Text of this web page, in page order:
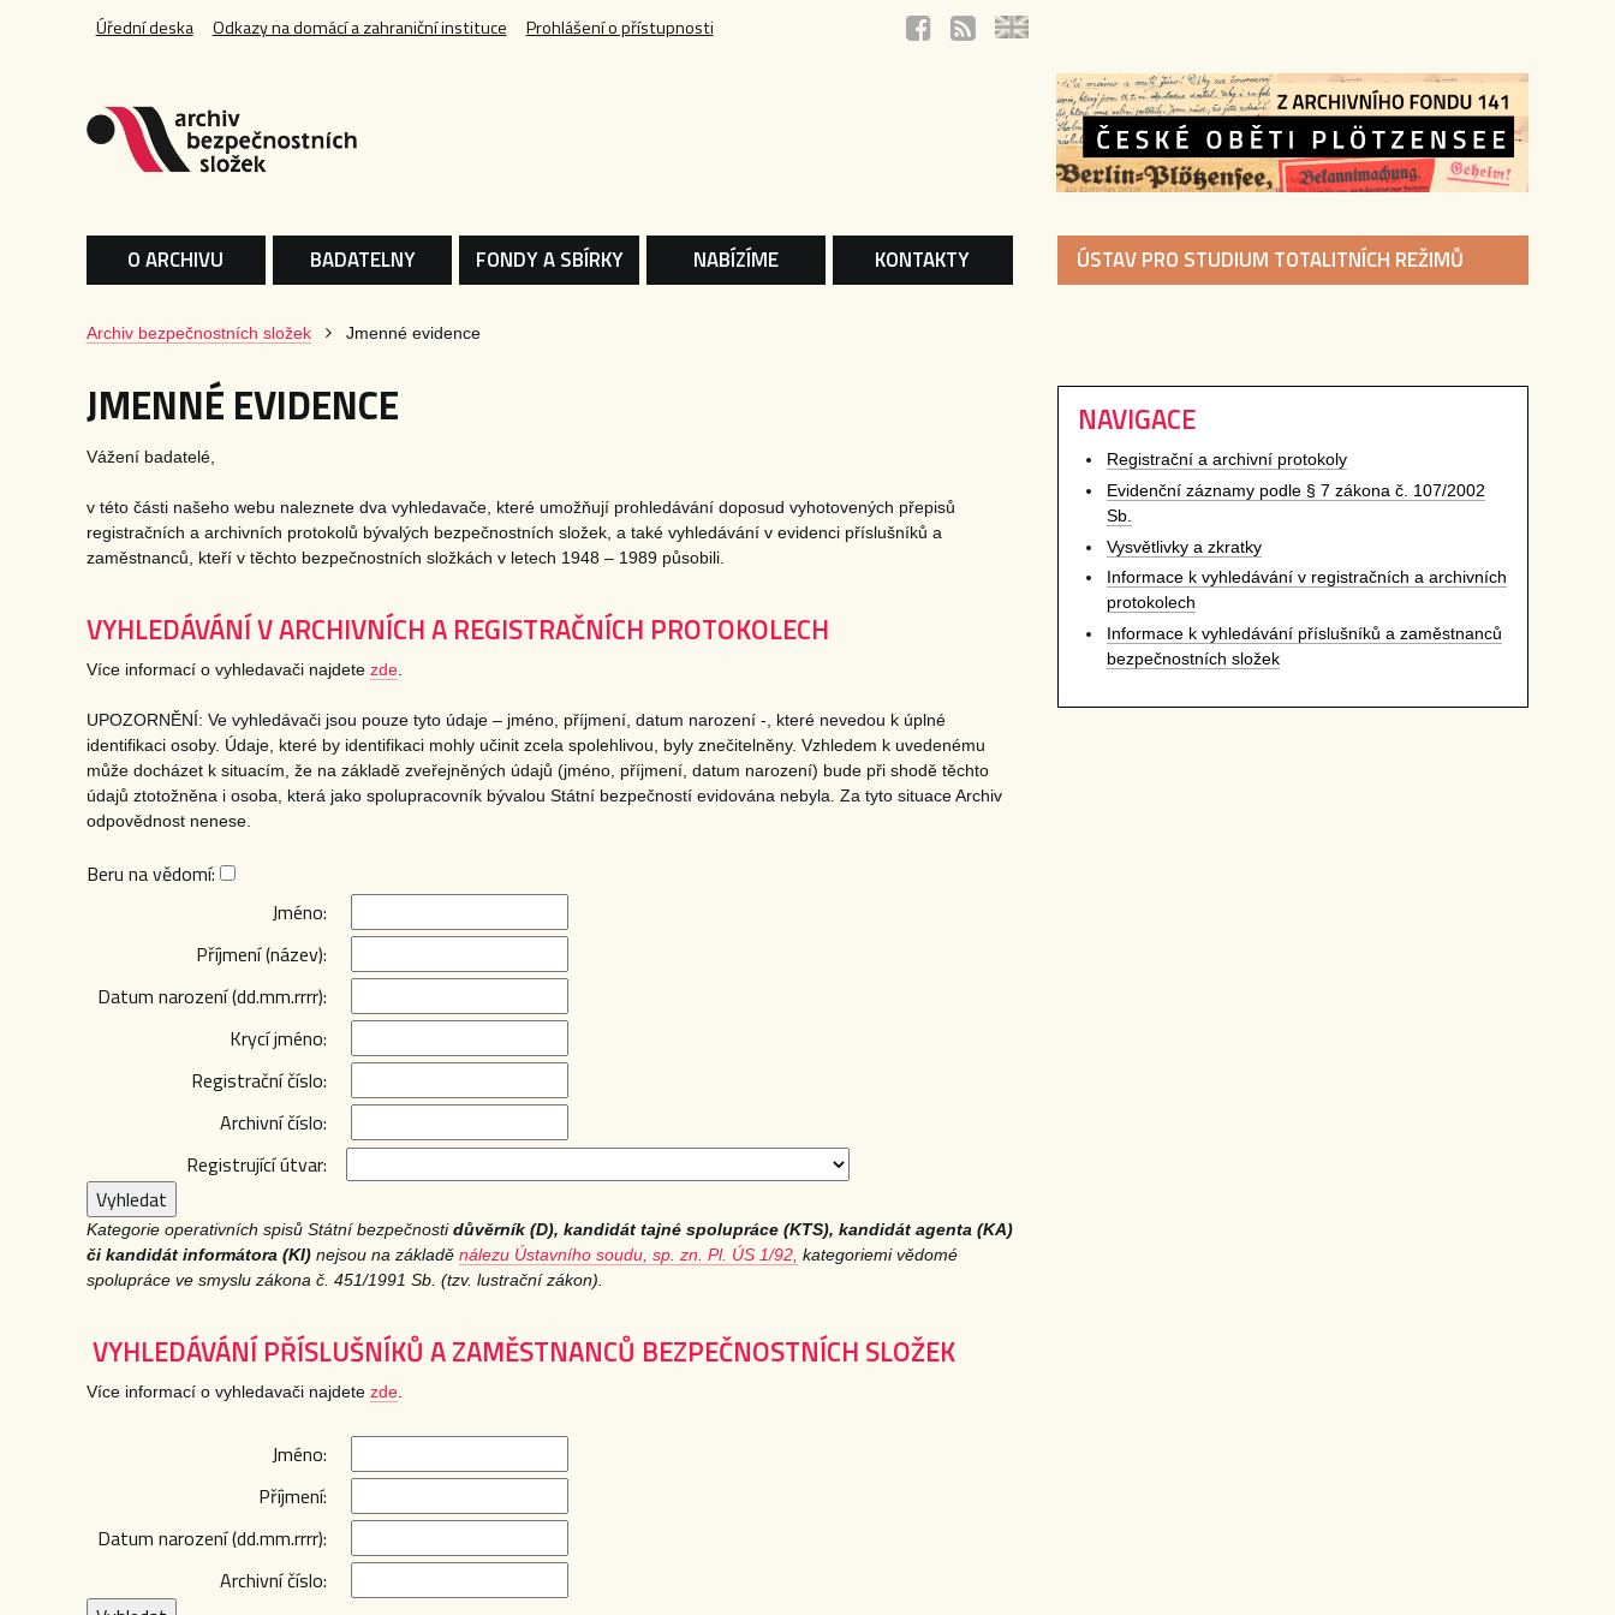
Úřední deska Odkazy na domácí a zahraniční instituce Prohlášení o přístupnosti
ÚSTAV PRO STUDIUM TOTALITNÍCH REŽIMŮ
O ARCHIVU BADATELNY FONDY A SBÍRKY NABÍZÍME KONTAKTY
Archiv bezpečnostních složek Jmenné evidence
JMENNÉ EVIDENCE
Vážení badatelé,
v této části našeho webu naleznete dva vyhledavače, které umožňují prohledávání doposud vyhotovených přepisů
registračních a archivních protokolů bývalých bezpečnostních složek, a také vyhledávání v evidenci příslušníků a
zaměstnanců, kteří v těchto bezpečnostních složkách v letech 1948 – 1989 působili.
VYHLEDÁVÁNÍ V ARCHIVNÍCH A REGISTRAČNÍCH PROTOKOLECH
Více informací o vyhledavači najdete zde.
UPOZORNĚNÍ: Ve vyhledávači jsou pouze tyto údaje – jméno, příjmení, datum narození -, které nevedou k úplné
identifikaci osoby. Údaje, které by identifikaci mohly učinit zcela spolehlivou, byly znečitelněny. Vzhledem k uvedenému
může docházet k situacím, že na základě zveřejněných údajů (jméno, příjmení, datum narození) bude při shodě těchto
údajů ztotožněna i osoba, která jako spolupracovník bývalou Státní bezpečností evidována nebyla. Za tyto situace Archiv
odpovědnost nenese.
Beru na vědomí:
Jméno:
Příjmení (název):
Datum narození (dd.mm.rrrr):
Krycí jméno:
Registrační číslo:
Archivní číslo:
Registrující útvar:
Vyhledat
Kategorie operativních spisů Státní bezpečnosti důvěrník (D), kandidát tajné spolupráce (KTS), kandidát agenta (KA)
či kandidát informátora (KI)nejsou na základě nálezu Ústavního soudu, sp. zn. Pl. ÚS 1/92, kategoriemi vědomé
spolupráce ve smyslu zákona č. 451/1991 Sb. (tzv. lustrační zákon).
VYHLEDÁVÁNÍ PŘÍSLUŠNÍKŮ A ZAMĚSTNANCŮ BEZPEČNOSTNÍCH SLOŽEK
Více informací o vyhledavači najdete zde.
Jméno:
Příjmení:
Datum narození (dd.mm.rrrr):
Archivní číslo:
NAVIGACE
Registrační a archivní protokoly
Evidenční záznamy podle § 7 zákona č. 107/2002
Sb.
Vysvětlivky a zkratky
Informace k vyhledávání v registračních a archivních
protokolech
Informace k vyhledávání příslušníků a zaměstnanců
bezpečnostních složek